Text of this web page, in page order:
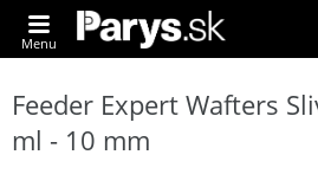
Menu
Feeder Expert Wafters
ml - 10 mm